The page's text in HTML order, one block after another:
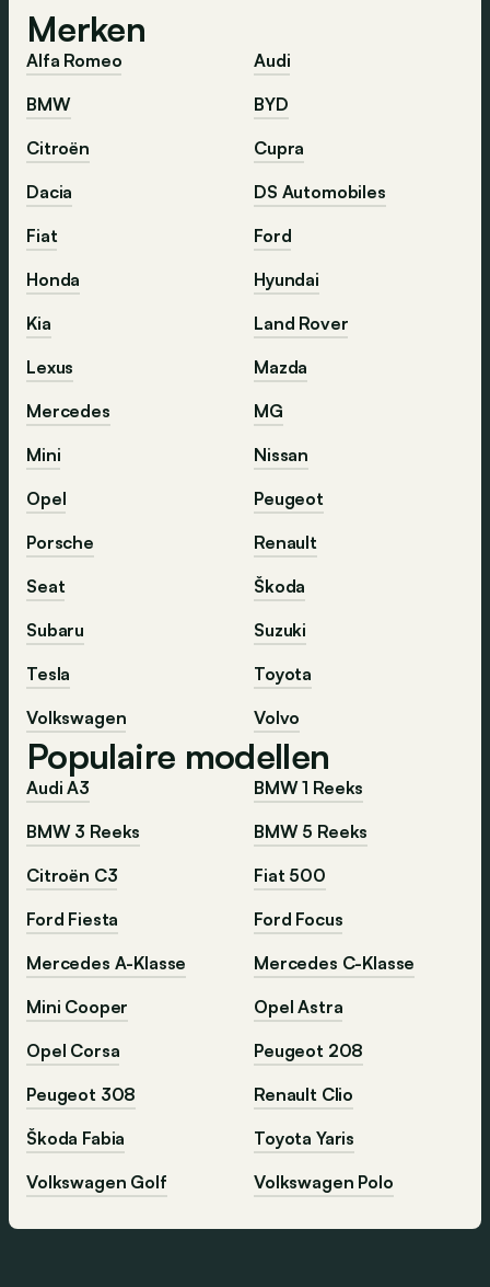
Merken
Alfa Romeo
Audi
BMW
BYD
Citroën
Cupra
Dacia
DS Automobiles
Fiat
Ford
Honda
Hyundai
Kia
Land Rover
Lexus
Mazda
Mercedes
MG
Mini
Nissan
Opel
Peugeot
Porsche
Renault
Seat
Škoda
Subaru
Suzuki
Tesla
Toyota
Volkswagen
Volvo
Populaire modellen
Audi A3
BMW 1 Reeks
BMW 3 Reeks
BMW 5 Reeks
Citroën C3
Fiat 500
Ford Fiesta
Ford Focus
Mercedes A-Klasse
Mercedes C-Klasse
Mini Cooper
Opel Astra
Opel Corsa
Peugeot 208
Peugeot 308
Renault Clio
Škoda Fabia
Toyota Yaris
Volkswagen Golf
Volkswagen Polo